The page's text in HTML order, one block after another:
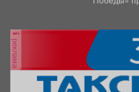
реклама